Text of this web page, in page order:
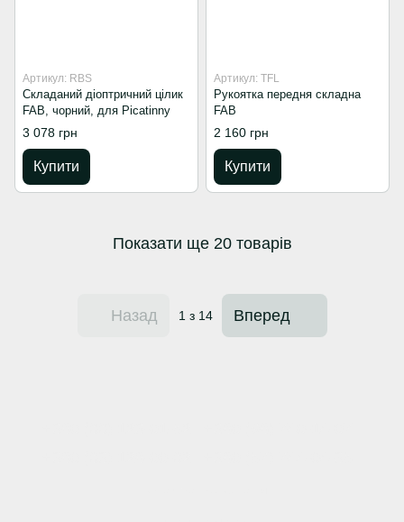
Артикул: RBS
Складаний діоптричний цілик
FAB, чорний, для Picatinny
3 078 грн
Купити
Артикул: TFL
Рукоятка передня складна
FAB
2 160 грн
Купити
Показати ще 20 товарів
Назад 1з 14 Вперед